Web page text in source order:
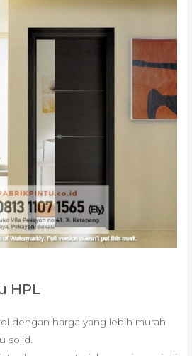
HPL
dengan harga yang lebih murah
solid.